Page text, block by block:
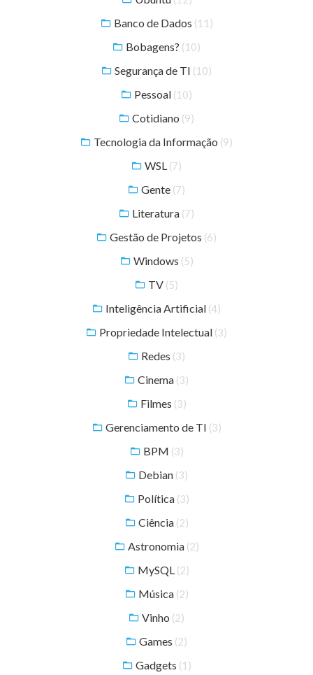
Banco de Dados (11)
Bobagens? (10)
Segurança de TI (10)
Pessoal (10)
Cotidiano (9)
Tecnologia da Informação (9)
WSL (7)
Gente (7)
Literatura (7)
Gestão de Projetos (6)
Windows (5)
TV (5)
Inteligência Artificial (4)
Propriedade Intelectual (3)
Redes (3)
Cinema (3)
Filmes (3)
Gerenciamento de TI (3)
BPM (3)
Debian (3)
Política (3)
Ciência (2)
Astronomia (2)
MySQL (2)
Música (2)
Vinho (2)
Games (2)
Gadgets (1)